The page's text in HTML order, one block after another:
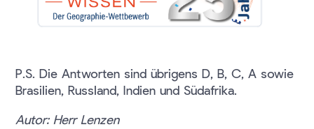
P.S. Die Antworten sind übrigens D, B, C, A sowie
Brasilien, Russland, Indien und Südafrika.
Autor: Herr Lenzen